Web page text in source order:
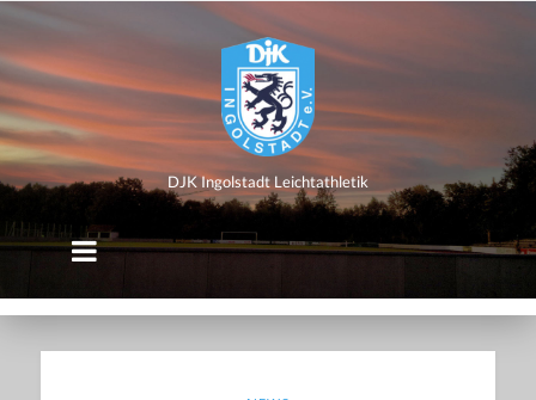
DJK
Ingolstadt
Leichtathletik
DJK Ingolstadt Leichtathletik